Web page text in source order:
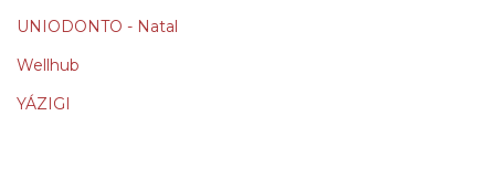
UNIODONTO - Natal
Wellhub
YÁZIGI